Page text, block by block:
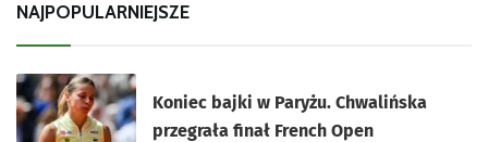
NAJPOPULARNIEJSZE
Koniec bajki w Paryżu. Chwalińska
przegrała finał French Open